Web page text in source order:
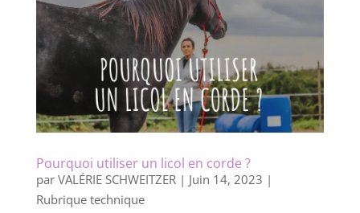
Pourquoi utiliser un licol en corde ?
par VALÉRIE SCHWEITZER| Juin 14, 2023 |
Rubrique technique